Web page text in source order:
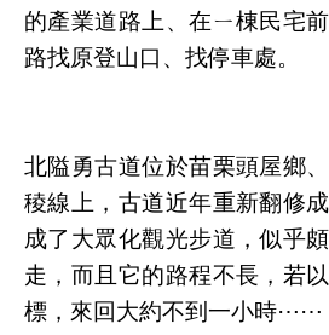
的產業道路上、在ㄧ棟民宅
路找原登山口、找停車處。
北隘勇古道位於苗栗頭屋鄉
稜線上，古道近年重新翻修
成了大眾化觀光步道，似乎
走，而且它的路程不長，若
標，來回大約不到一小時⋯⋯